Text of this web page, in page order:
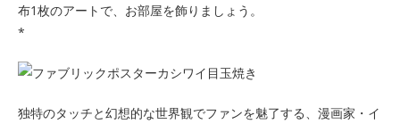
布1枚のアートで、お部屋を飾りましょう。
*
独特のタッチと幻想的な世界観でファンを魅了する、漫画家・イ